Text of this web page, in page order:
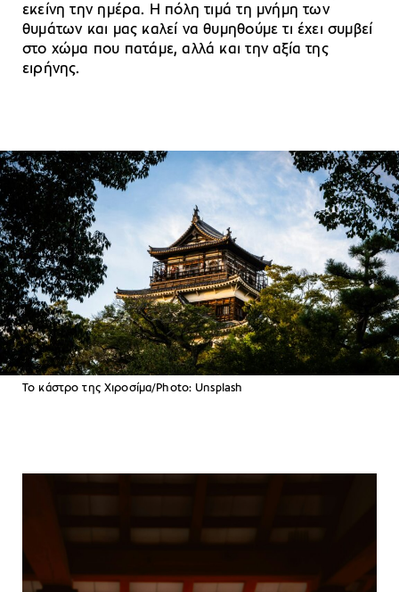
εκείνη την ημέρα. Η πόλη τιμά τη μνήμη των
θυμάτων και μας καλεί να θυμηθούμε τι έχει συμβεί
στο χώμα που πατάμε, αλλά και την αξία της
ειρήνης.
Το κάστρο της Χιροσίμα/Photo: Unsplash